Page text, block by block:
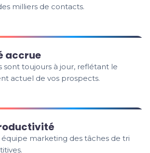
milliers de contacts.
accrue
sont toujours à jour, reflétant le
actuel de vos prospects.
marketing des tâches de tri